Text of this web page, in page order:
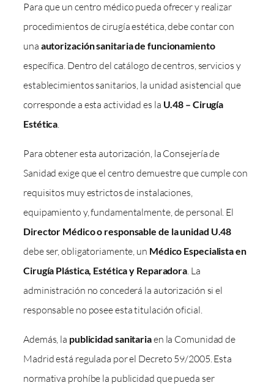
Para que un centro médico pueda ofrecer y realizar
procedimientos de cirugía estética, debe contar con
una autorización sanitaria de funcionamiento
específica. Dentro del catálogo de centros, servicios y
establecimientos sanitarios, la unidad asistencial que
corresponde a esta actividad es la U.48 – Cirugía
Estética.
Para obtener esta autorización, la Consejería de
Sanidad exige que el centro demuestre que cumple con
requisitos muy estrictos de instalaciones,
equipamiento y, fundamentalmente, de personal. El
Director Médico o responsable de la unidad U.48
debe ser, obligatoriamente, un Médico Especialista en
Cirugía Plástica, Estética y Reparadora. La
administración no concederá la autorización si el
responsable no posee esta titulación oficial.
Además, la publicidad sanitariaen la Comunidad de
Madrid está regulada por el Decreto 59/2005. Esta
normativa prohíbe la publicidad que pueda ser